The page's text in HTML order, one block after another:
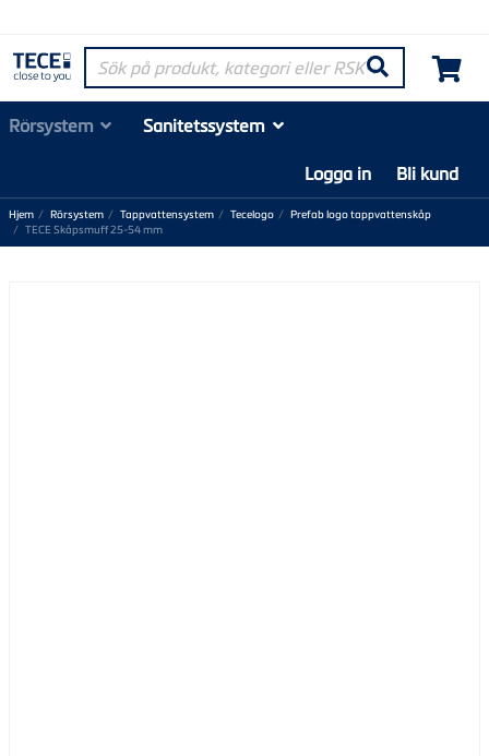
Sök på produkt, kategori eller RSK-nummer
Søk
Rörsystem
Sanitetssystem
Logga in
Bli kund
Hjem Rörsystem Tappvattensystem Tecelogo
Prefab logo tappvattenskåp
TECE Skåpsmuff 25-54 mm